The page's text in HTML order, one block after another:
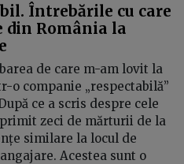
Întrebările cu care
din România la
de care m-am lovit la
o companie „respectabilă”
ce a scris despre cele
zeci de mărturii de la
similare la locul de
Acestea sunt o